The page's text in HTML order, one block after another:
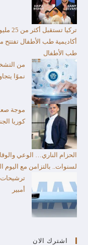
تركيا تستقبل أكثر من 25 مليون زائر دولي خلال النصف الأول من العام​
أكاديمية طب الأطفال تفتتح
طب الأطفال
من
نموًا يتجاوز 5 أضعاف في رحلة صحية أكثر
موجة
كوريا
الحزام الناري… الوعي
لسنوات.. بالتزامن مع اليوم
أمبير
اشترك الان